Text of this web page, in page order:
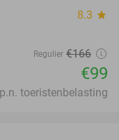
8.3 star
Regulier €166
€99
toeristenbelasting